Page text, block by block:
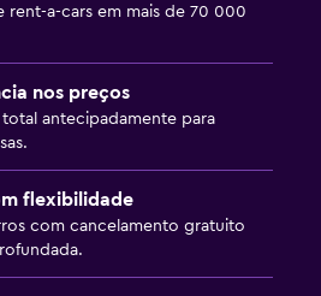
rent-a-cars em mais de 70 000
nos preços
antecipadamente para
flexibilidade
com cancelamento gratuito